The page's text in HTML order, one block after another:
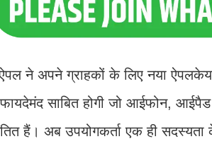
ने अपने ग्राहकों के लिए नया
साबित होगी जो आईफोन,
हैं। अब उपयोगकर्ता एक ही